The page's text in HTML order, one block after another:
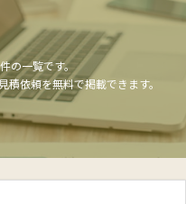
の一覧です。
依頼を無料で掲載できます。